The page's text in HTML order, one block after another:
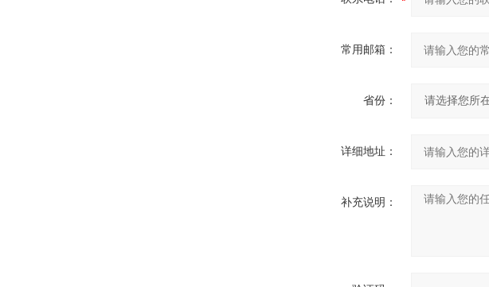
常用邮箱：
省份：
详细地址：
补充说明：